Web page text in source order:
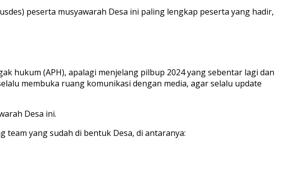
peserta musyawarah Desa ini paling lengkap peserta yang hadir,
hukum (APH), apalagi menjelang pilbup 2024 yang sebentar lagi dan
membuka ruang komunikasi dengan media, agar selalu update
Desa ini.
team yang sudah di bentuk Desa, di antaranya: